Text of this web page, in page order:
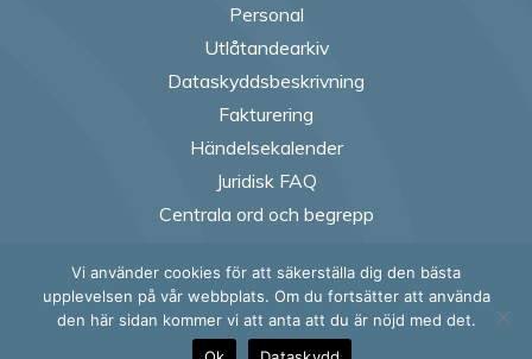
Personal
Utlåtandearkiv
Dataskyddsbeskrivning
Fakturering
Händelsekalender
Juridisk FAQ
Centrala ord och begrepp
Follow us on
Follow us on
Follow
Vi använder cookies för att säkerställa dig den bästa
upplevelsen på vår webbplats. Om du fortsätter att använda
den här sidan kommer vi att anta att du är nöjd med det.